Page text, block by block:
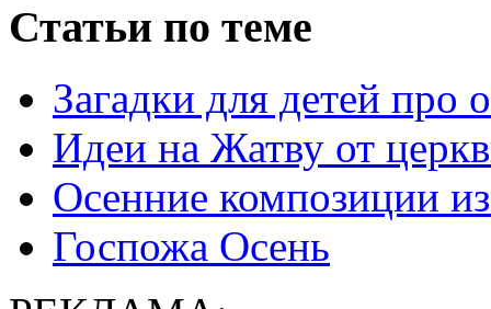
Статьи по теме
Загадки для детей
Идеи на Жатву от
Осенние композиции
Госпожа Осень